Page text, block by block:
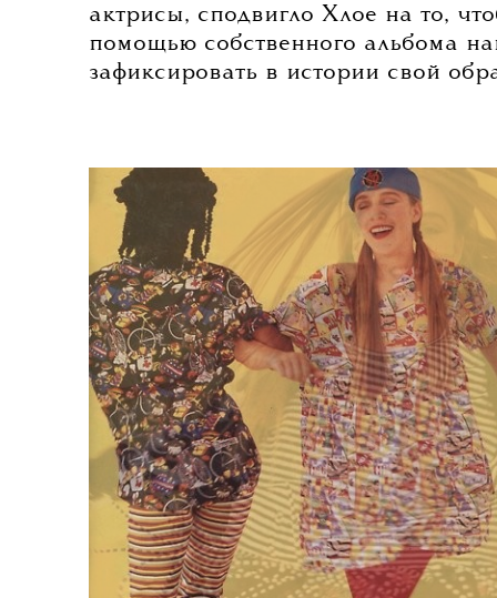
актрисы, сподвигло Хлое на то,
помощью собственного альбома
зафиксировать в истории свой